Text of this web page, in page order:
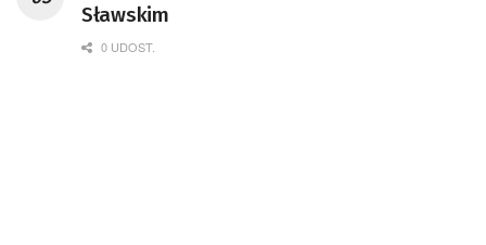
Sławskim
0 UDOST.